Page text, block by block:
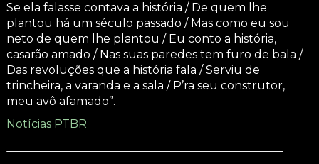
Se ela falasse contava a história / De quem lhe
plantou há um século passado / Mas como eu sou
neto de quem lhe plantou / Eu conto a história,
casarão amado / Nas suas paredes tem furo de bala /
Das revoluções que a história fala / Serviu de
trincheira, a varanda e a sala / P’ra seu construtor,
meu avô afamado”.
Notícias PTBR